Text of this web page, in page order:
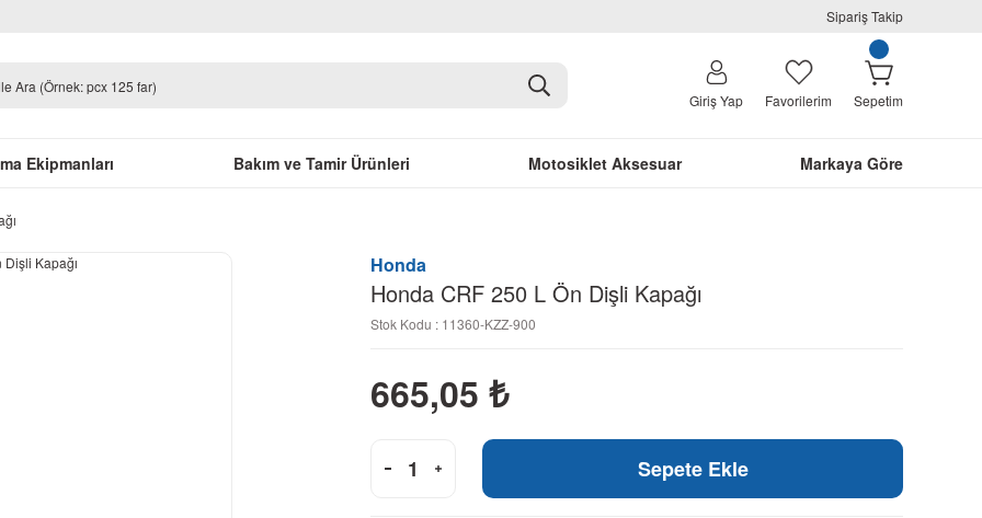
Sipariş Takip
Giriş Yap Favorilerim Sepetim
Ekipmanları Bakım ve Tamir Ürünleri Motosiklet Aksesuar Markaya Göre
Honda
Honda CRF 250 L Ön Dişli Kapağı
Stok Kodu : 11360-KZZ-900
665,05 ₺
Sepete Ekle